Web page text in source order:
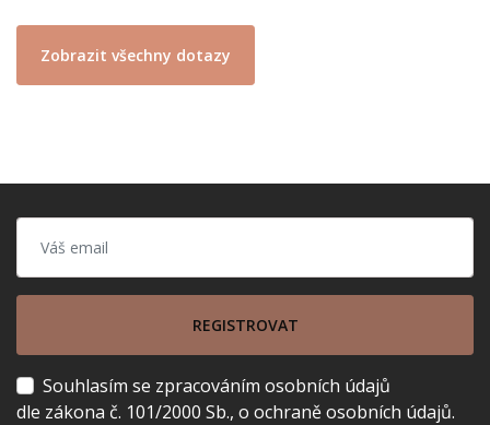
Zobrazit všechny dotazy
REGISTROVAT
Souhlasím se zpracováním osobních údajů
dle zákona č. 101/2000 Sb., o ochraně osobních údajů.